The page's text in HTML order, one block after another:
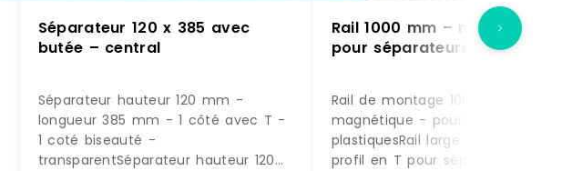
Séparateur 120 x 385 avec
butée – central
Séparateur hauteur 120 mm -
longueur 385 mm - 1 côté avec T -
1 coté biseauté -
transparentSéparateur hauteur 120
Rail 1000 mm – magnétique
pour séparateurs
Rail de montage 1000 mm -
magnétique - pour séparateurs
plastiquesRail large magnétique
profil en T pour séparateurs